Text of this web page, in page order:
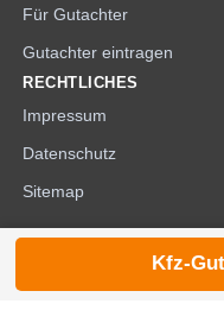
Für Gutachter
Gutachter eintragen
RECHTLICHES
Impressum
Datenschutz
Sitemap
Kfz-